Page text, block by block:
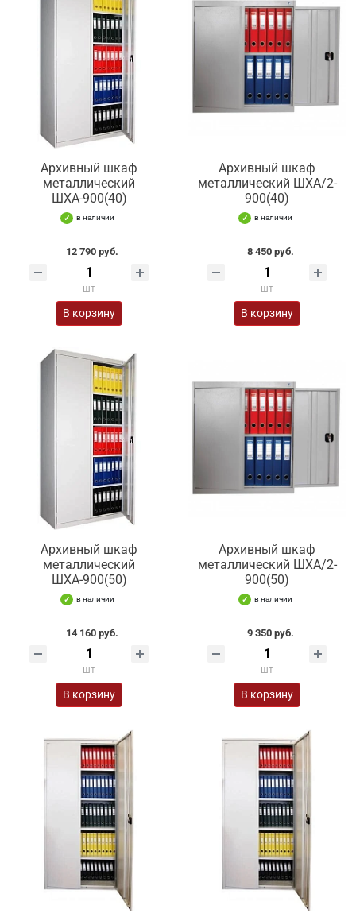
Архивный шкаф
металлический
ШХА-900(40)
в наличии
12 790 руб.
шт
В корзину
Архивный шкаф
металлический ШХА/2-
900(40)
в наличии
8 450 руб.
шт
В корзину
Архивный шкаф
металлический
ШХА-900(50)
в наличии
14 160 руб.
шт
В корзину
Архивный шкаф
металлический ШХА/2-
900(50)
в наличии
9 350 руб.
шт
В корзину